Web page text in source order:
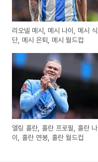
리오넬 메시, 메시 나이, 메시 식
단, 메시 은퇴, 메시 월드컵
엘링 홀란, 홀란 프로필, 홀란 나
이, 홀란 연봉, 홀란 월드컵